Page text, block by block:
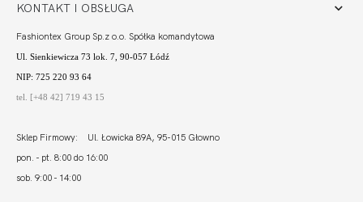
KONTAKT I OBSŁUGA
Fashiontex Group Sp.z o.o. Spółka komandytowa
Ul. Sienkiewicza 73 lok. 7, 90-057 Łódź
NIP: 725 220 93 64
tel. [+48 42] 719 43 15
Sklep Firmowy: Ul. Łowicka 89A, 95-015 Głowno
pon. - pt. 8:00 do 16:00
sob. 9:00 - 14:00